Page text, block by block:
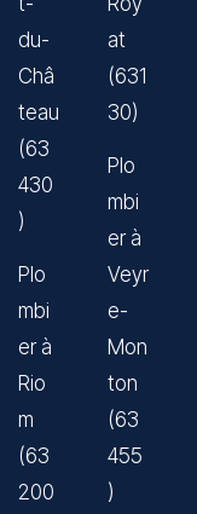
du-
Châ
teau
(63
430
)
Plo
mbi
er à
Rio
m
(63
200
at
(631
30)
Plo
mbi
er à
Veyr
e-
Mon
ton
(63
455
)